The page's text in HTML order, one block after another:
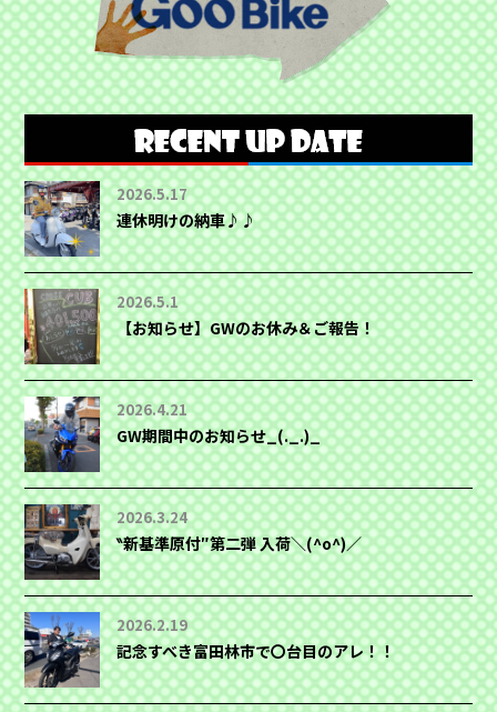
2026.5.17
連休明けの納車♪♪
2026.5.1
【お知らせ】GWのお休み＆ご報告！
2026.4.21
GW期間中のお知らせ_(._.)_
2026.3.24
‶新基準原付″第二弾 入荷＼(^o^)／
2026.2.19
記念すべき富田林市で〇台目のアレ！！